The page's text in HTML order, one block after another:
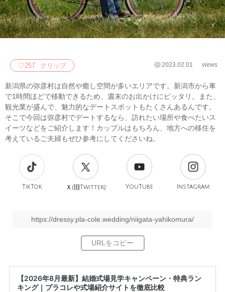
♡257 クリップ 2023.02.01 views
新潟県の弥彦村は自然や癒し空間が多いエリアです。新潟市から車
で1時間ほどで移動できるため、週末のお出かけにピッタリ。また、
観光業が盛んで、魅力的なデートスポットもたくさんあるんです。
そこで今回は弥彦村でデートするなら、訪れたい場所や食べたいス
イーツなどをご紹介します！カップルはもちろん、地方への移住を
考えているご夫婦もぜひ参考にしてくださいね。
TikTok Ｘ(旧Twitter) YouTube Instagram
https://dressy.pla-cole.wedding/niigata-yahikomura/
【2026年8月最新】結婚式場見学キャンペーン・特典ラン
キング｜プラコレや式場紹介サイトを徹底比較